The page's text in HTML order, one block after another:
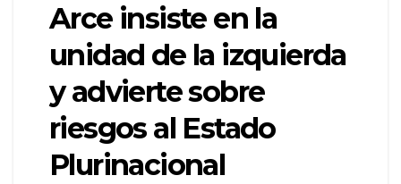
Arce insiste en la
unidad de la izquierda
y advierte sobre
riesgos al Estado
Plurinacional